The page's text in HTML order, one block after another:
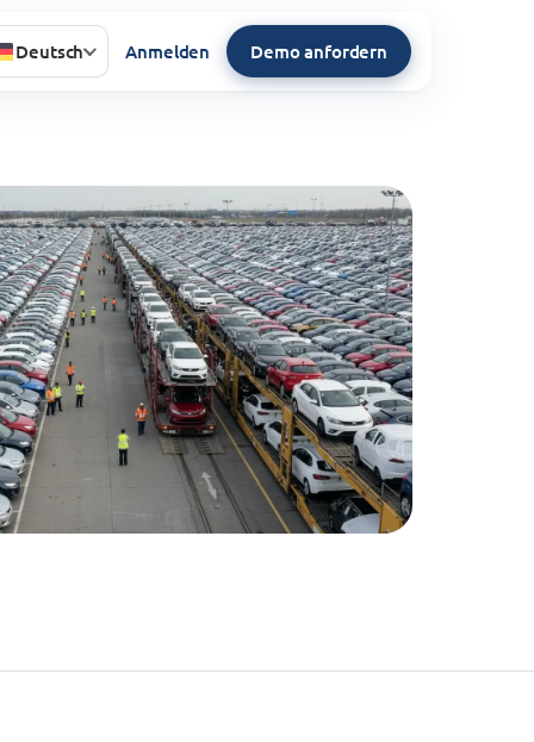
Deutsch Anmelden Demo anfordern